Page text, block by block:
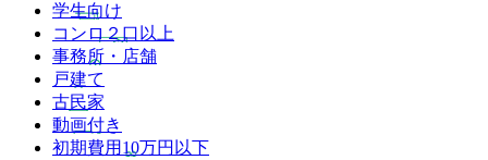
学生向け
コンロ２口以上
事務所・店舗
戸建て
古民家
動画付き
初期費用10万円以下